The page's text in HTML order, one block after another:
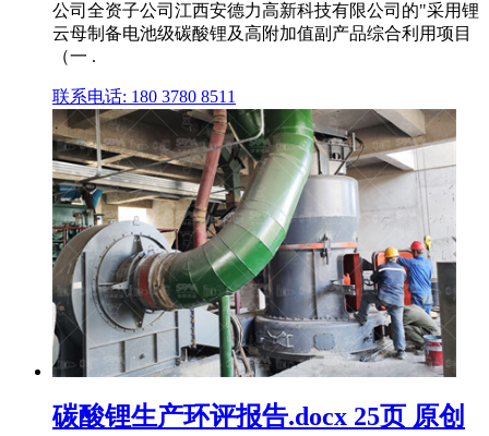
公司全资子公司江西安德力高新科技有限公司的"采用锂
云母制备电池级碳酸锂及高附加值副产品综合利用项目
（一 .
联系电话: 180 3780 8511
碳酸锂生产环评报告.docx 25页 原创